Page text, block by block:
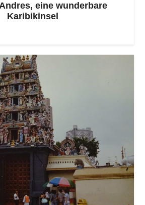
eine wunderbare
Karibikinsel